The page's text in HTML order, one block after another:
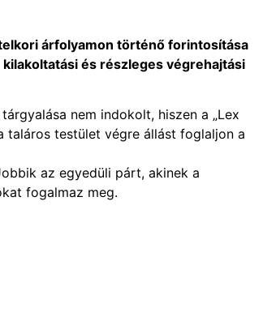
árfolyamon történő forintosítása
és részleges végrehajtási
nem indokolt, hiszen a „Lex
taláros testület végre állást foglaljon a
az egyedüli párt, akinek a
fogalmaz meg.